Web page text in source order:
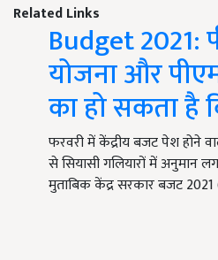
Related Links
Budget 2021:
योजना और
का हो सकता है
फरवरी में केंद्रीय बजट पेश होने
से सियासी गलियारों में अनुमान
मुताबिक केंद्र सरकार बजट